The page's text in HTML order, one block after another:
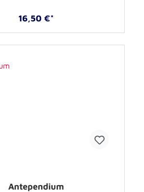
16,50 €*
Antependium